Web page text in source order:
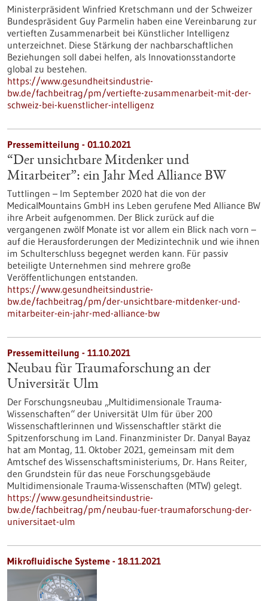
Ministerpräsident Winfried Kretschmann und der Schweizer
Bundespräsident Guy Parmelin haben eine Vereinbarung zur
vertieften Zusammenarbeit bei Künstlicher Intelligenz
unterzeichnet. Diese Stärkung der nachbarschaftlichen
Beziehungen soll dabei helfen, als Innovationsstandorte
global zu bestehen.
https://www.gesundheitsindustrie-
bw.de/fachbeitrag/pm/vertiefte-zusammenarbeit-mit-der-
schweiz-bei-kuenstlicher-intelligenz
Pressemitteilung - 01.10.2021
“Der unsichtbare Mitdenker und
Mitarbeiter”: ein Jahr Med Alliance BW
Tuttlingen – Im September 2020 hat die von der
MedicalMountains GmbH ins Leben gerufene Med Alliance BW
ihre Arbeit aufgenommen. Der Blick zurück auf die
vergangenen zwölf Monate ist vor allem ein Blick nach vorn –
auf die Herausforderungen der Medizintechnik und wie ihnen
im Schulterschluss begegnet werden kann. Für passiv
beteiligte Unternehmen sind mehrere große
Veröffentlichungen entstanden.
https://www.gesundheitsindustrie-
bw.de/fachbeitrag/pm/der-unsichtbare-mitdenker-und-
mitarbeiter-ein-jahr-med-alliance-bw
Pressemitteilung - 11.10.2021
Neubau für Traumaforschung an der
Universität Ulm
Der Forschungsneubau „Multidimensionale Trauma-
Wissenschaften“ der Universität Ulm für über 200
Wissenschaftlerinnen und Wissenschaftler stärkt die
Spitzenforschung im Land. Finanzminister Dr. Danyal Bayaz
hat am Montag, 11. Oktober 2021, gemeinsam mit dem
Amtschef des Wissenschaftsministeriums, Dr. Hans Reiter,
den Grundstein für das neue Forschungsgebäude
Multidimensionale Trauma-Wissenschaften (MTW) gelegt.
https://www.gesundheitsindustrie-
bw.de/fachbeitrag/pm/neubau-fuer-traumaforschung-der-
universitaet-ulm
Mikrofluidische Systeme - 18.11.2021